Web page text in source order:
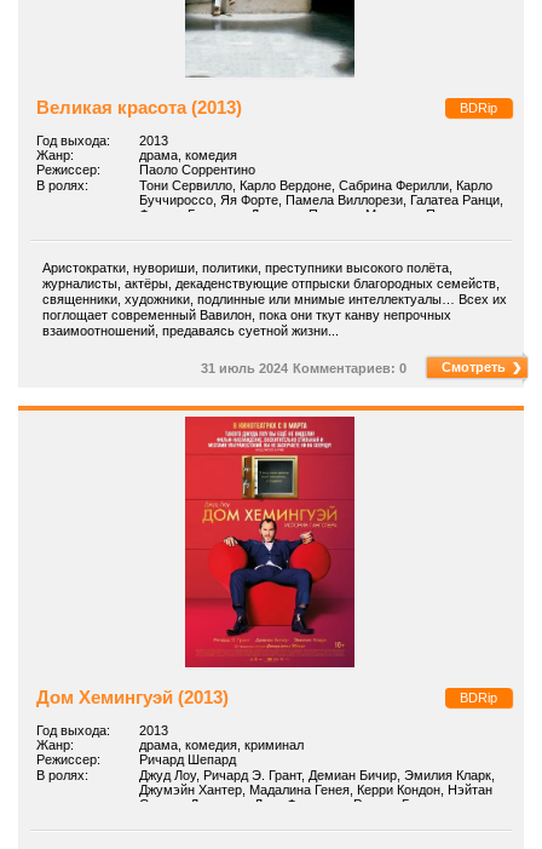
Великая красота (2013) BDRip
Год выхода:
2013
Жанр:
драма, комедия
Режиссер:
Паоло Соррентино
В ролях:
Тони Сервилло, Карло Вердоне, Сабрина Ферилли, Карло
Буччироссо, Яя Форте, Памела Виллорези, Галатеа Ранци,
Франко Грациози, Джорджо Пазотти, Массимо Пополицио
Аристократки, нувориши, политики, преступники высокого полёта,
журналисты, актёры, декаденствующие отпрыски благородных семейств,
священники, художники, подлинные или мнимые интеллектуалы… Всех их
поглощает современный Вавилон, пока они ткут канву непрочных
взаимоотношений, предаваясь суетной жизни...
31 июль 2024 Комментариев: 0 Смотреть
Дом Хемингуэй (2013) BDRip
Год выхода:
2013
Жанр:
драма, комедия, криминал
Режиссер:
Ричард Шепард
В ролях:
Джуд Лоу, Ричард Э. Грант, Демиан Бичир, Эмилия Кларк,
Джумэйн Хантер, Мадалина Генея, Керри Кондон, Нэйтан
Стюарт-Джарретт, Лука Франзони, Ричард Грэм